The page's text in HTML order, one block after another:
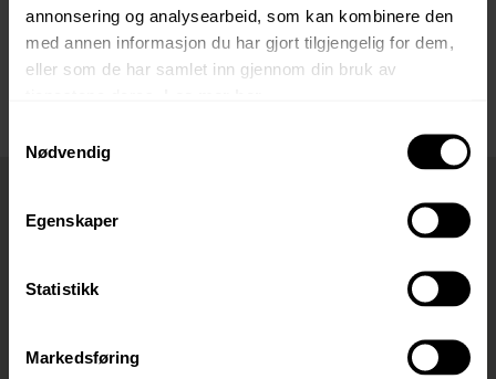
annonsering og analysearbeid, som kan kombinere den
med annen informasjon du har gjort tilgjengelig for dem,
eller som de har samlet inn gjennom din bruk av
Nødvendig
Egenskaper
Statistikk
Markedsføring